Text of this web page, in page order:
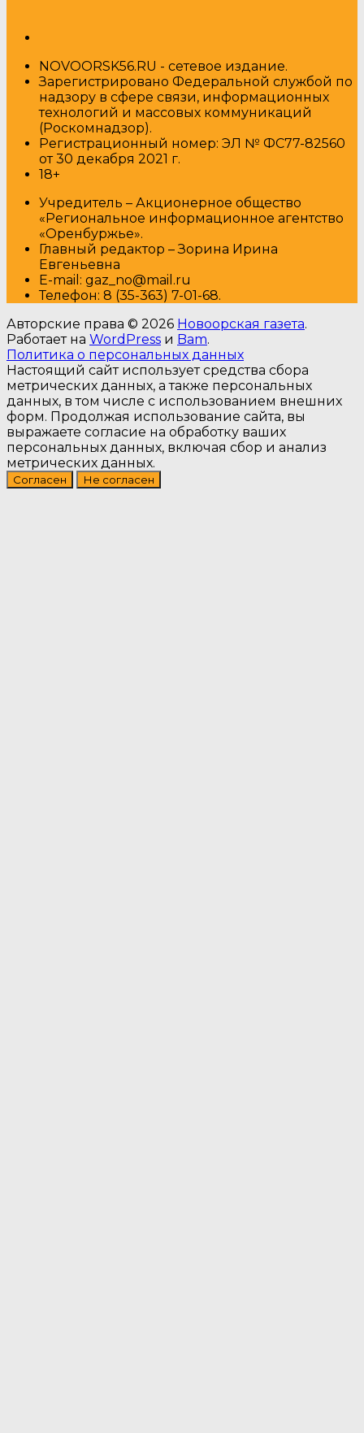
NOVOORSK56.RU - сетевое издание.
Зарегистрировано Федеральной службой по
надзору в сфере связи, информационных
технологий и массовых коммуникаций
(Роскомнадзор).
Регистрационный номер: ЭЛ № ФС77-82560
от 30 декабря 2021 г.
18+
Учредитель – Акционерное общество
«Региональное информационное агентство
«Оренбуржье».
Главный редактор – Зорина Ирина
Евгеньевна
E-mail: gaz_no@mail.ru
Телефон: 8 (35-363) 7-01-68.
Авторские права © 2026 Новоорская газета.
Работает на WordPress и Bam.
Политика о персональных данных
Настоящий сайт использует средства сбора
метрических данных, а также персональных
данных, в том числе с использованием внешних
форм. Продолжая использование сайта, вы
выражаете согласие на обработку ваших
персональных данных, включая сбор и анализ
метрических данных.
Согласен Не согласен